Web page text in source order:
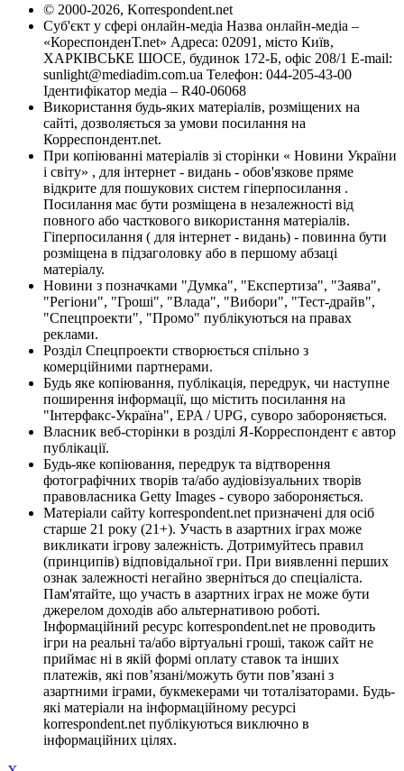
© 2000-2026, Korrespondent.net
Суб'єкт у сфері онлайн-медіа Назва онлайн-медіа –
«КореспонденТ.net» Адреса: 02091, місто Київ,
ХАРКІВСЬКЕ ШОСЕ, будинок 172-Б, офіс 208/1 E-mail:
sunlight@mediadim.com.ua Телефон: 044-205-43-00
Ідентифікатор медіа – R40-06068
Використання будь-яких матеріалів, розміщених на
сайті, дозволяється за умови посилання на
Корреспондент.net.
При копіюванні матеріалів зі сторінки « Новини України
і світу» , для інтернет - видань - обов'язкове пряме
відкрите для пошукових систем гіперпосилання .
Посилання має бути розміщена в незалежності від
повного або часткового використання матеріалів.
Гіперпосилання ( для інтернет - видань) - повинна бути
розміщена в підзаголовку або в першому абзаці
матеріалу.
Новини з позначками "Думка", "Експертиза", "Заява",
"Регіони", "Гроші", "Влада", "Вибори", "Тест-драйв",
"Спецпроекти", "Промо" публікуються на правах
реклами.
Розділ Спецпроекти створюється спільно з
комерційними партнерами.
Будь яке копіювання, публікація, передрук, чи наступне
поширення інформації, що містить посилання на
"Інтерфакс-Україна", EPA / UPG, суворо забороняється.
Власник веб-сторінки в розділі Я-Корреспондент є автор
публікації.
Будь-яке копіювання, передрук та відтворення
фотографічних творів та/або аудіовізуальних творів
правовласника Getty Images - суворо забороняється.
Матеріали сайту korrespondent.net призначені для осіб
старше 21 року (21+). Участь в азартних іграх може
викликати ігрову залежність. Дотримуйтесь правил
(принципів) відповідальної гри. При виявленні перших
ознак залежності негайно зверніться до спеціаліста.
Пам'ятайте, що участь в азартних іграх не може бути
джерелом доходів або альтернативою роботі.
Інформаційний ресурс korrespondent.net не проводить
ігри на реальні та/або віртуальні гроші, також сайт не
приймає ні в якій формі оплату ставок та інших
платежів, які пов’язані/можуть бути пов’язані з
азартними іграми, букмекерами чи тоталізаторами. Будь-
які матеріали на інформаційному ресурсі
korrespondent.net публікуються виключно в
інформаційних цілях.